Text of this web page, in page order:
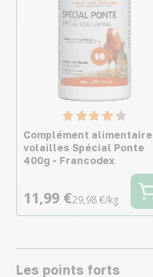
Complément alimentaire
volailles Spécial Ponte
400g - Francodex
11,99 €29,98 €/kg
Les points forts